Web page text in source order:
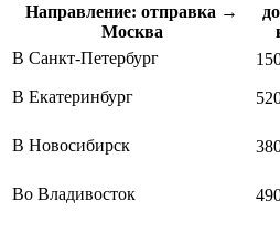
Направление: отправка →
Москва
В Санкт-Петербург
В Екатеринбург
В Новосибирск
Во Владивосток